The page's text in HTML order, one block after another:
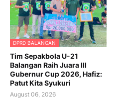
DPRD BALANGAN
Tim Sepakbola U-21
Balangan Raih Juara III
Gubernur Cup 2026, Hafiz:
Patut Kita Syukuri
August 06, 2026